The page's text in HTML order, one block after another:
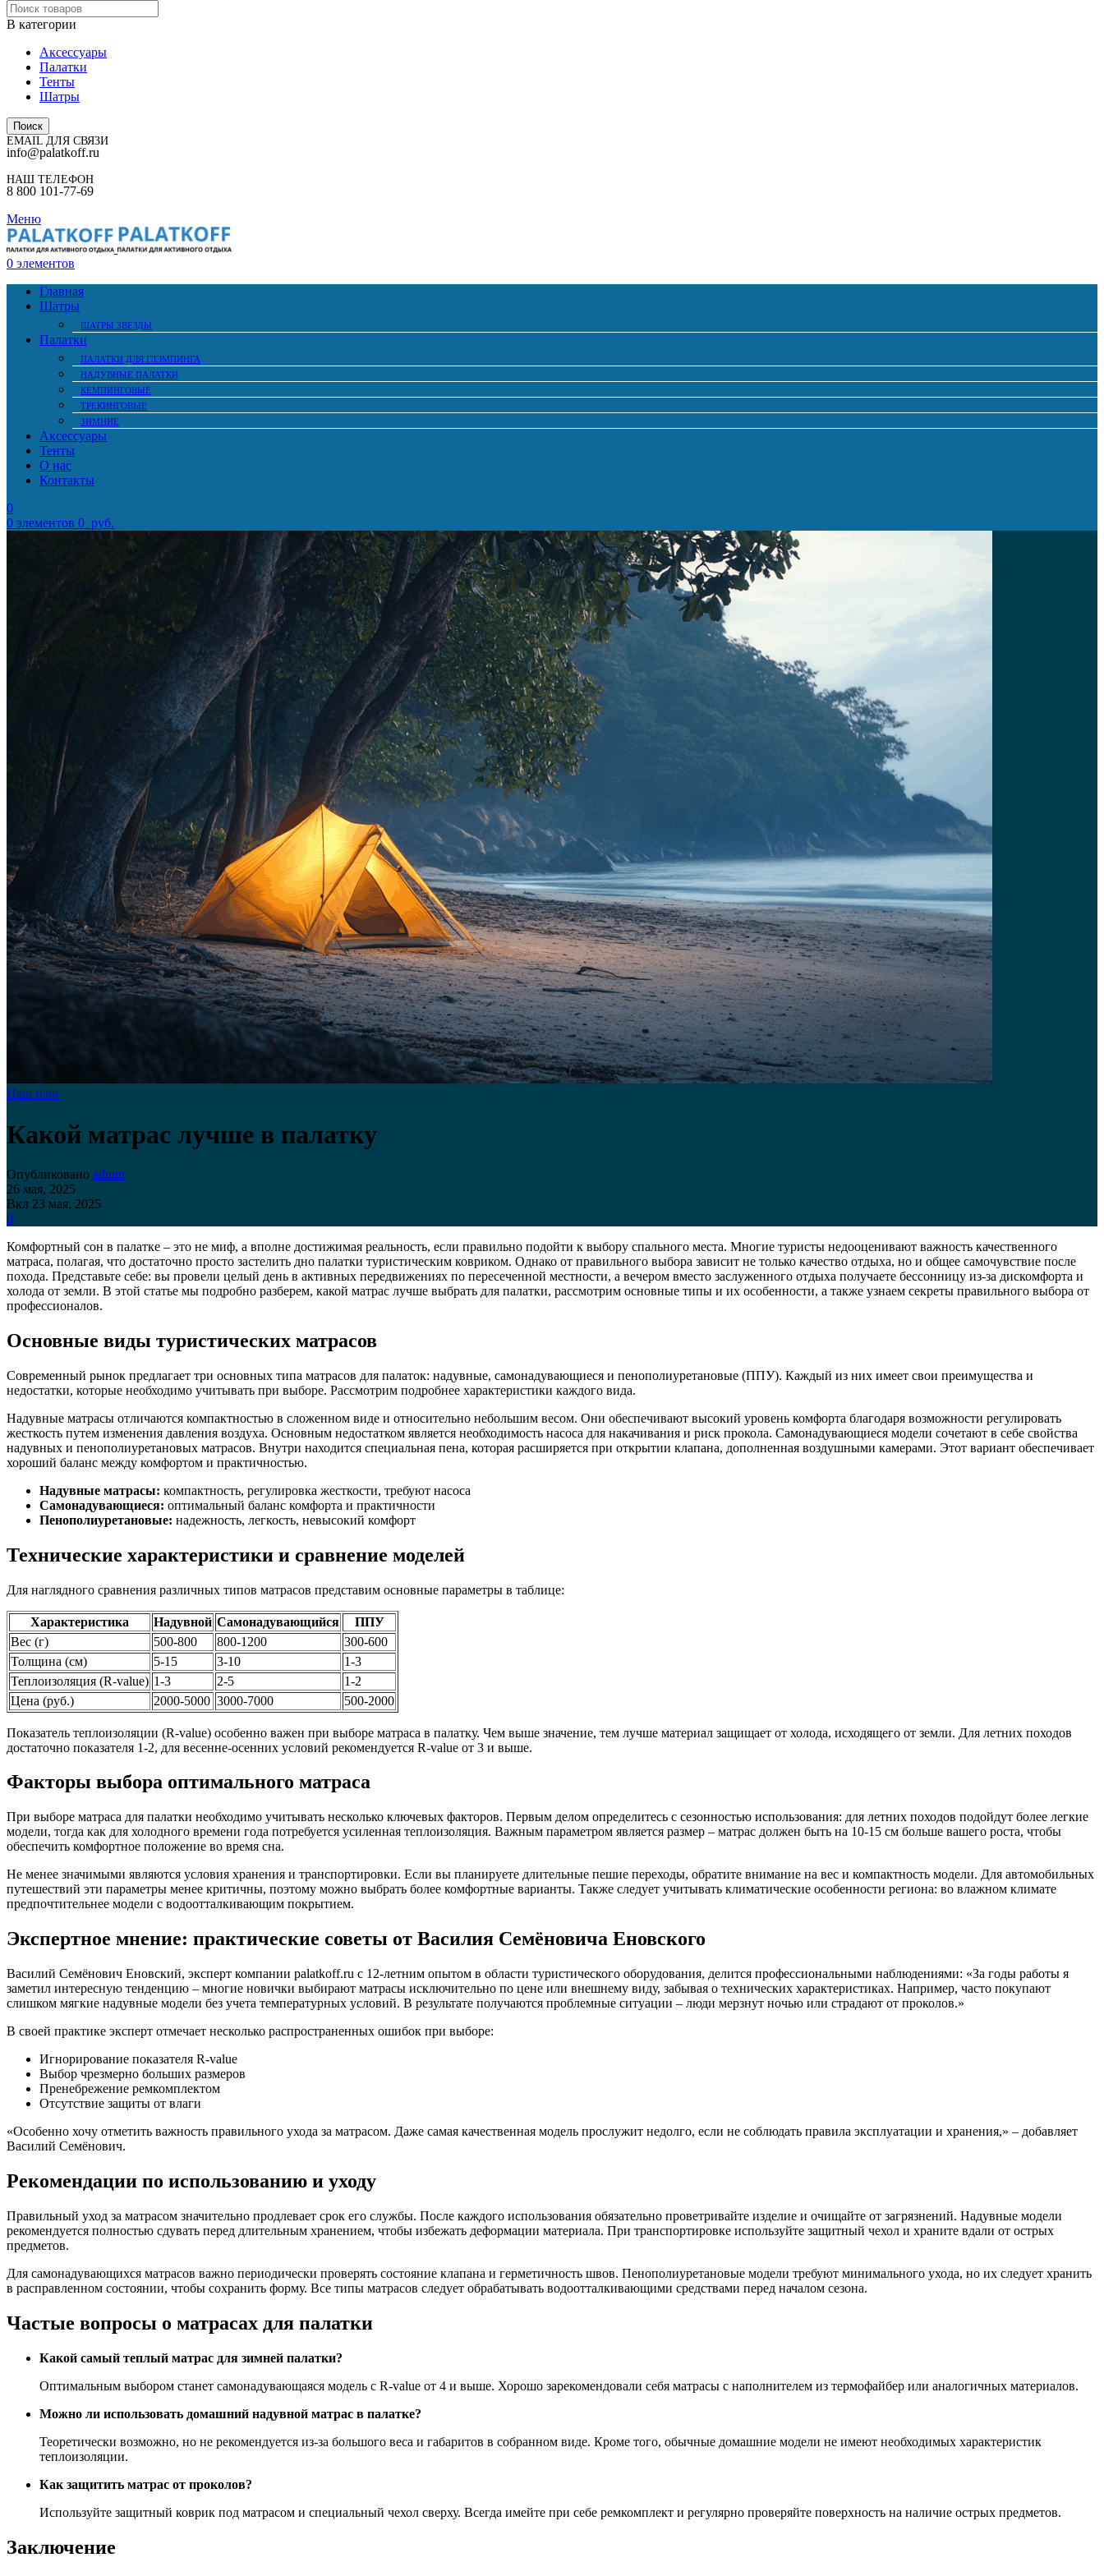
В категории
Аксессуары
Палатки
Тенты
Шатры
Поиск
EMAIL ДЛЯ СВЯЗИ
info@palatkoff.ru
НАШ ТЕЛЕФОН
8 800 101-77-69
Меню
0 элементов
Главная
Шатры
ШАТРЫ ЗВЕЗДЫ
Палатки
ПАЛАТКИ ДЛЯ ГЛЭМПИНГА
НАДУВНЫЕ ПАЛАТКИ
КЕМПИНГОВЫЕ
ТРЕКИНГОВЫЕ
ЗИМНИЕ
Аксессуары
Тенты
О нас
Контакты
0
0 элементов 0 руб.
Наш блог
Какой матрас лучше в палатку
Опубликовано admin
26 мая, 2025
Вкл 23 мая, 2025
0
Комфортный сон в палатке – это не миф, а вполне достижимая реальность, если правильно подойти к выбору спального места. Многие туристы недооценивают важность качественного
матраса, полагая, что достаточно просто застелить дно палатки туристическим ковриком. Однако от правильного выбора зависит не только качество отдыха, но и общее самочувствие после
похода. Представьте себе: вы провели целый день в активных передвижениях по пересеченной местности, а вечером вместо заслуженного отдыха получаете бессонницу из-за дискомфорта и
холода от земли. В этой статье мы подробно разберем, какой матрас лучше выбрать для палатки, рассмотрим основные типы и их особенности, а также узнаем секреты правильного выбора от
профессионалов.
Основные виды туристических матрасов
Современный рынок предлагает три основных типа матрасов для палаток: надувные, самонадувающиеся и пенополиуретановые (ППУ). Каждый из них имеет свои преимущества и
недостатки, которые необходимо учитывать при выборе. Рассмотрим подробнее характеристики каждого вида.
Надувные матрасы отличаются компактностью в сложенном виде и относительно небольшим весом. Они обеспечивают высокий уровень комфорта благодаря возможности регулировать
жесткость путем изменения давления воздуха. Основным недостатком является необходимость насоса для накачивания и риск прокола. Самонадувающиеся модели сочетают в себе свойства
надувных и пенополиуретановых матрасов. Внутри находится специальная пена, которая расширяется при открытии клапана, дополненная воздушными камерами. Этот вариант обеспечивает
хороший баланс между комфортом и практичностью.
Надувные матрасы: компактность, регулировка жесткости, требуют насоса
Самонадувающиеся: оптимальный баланс комфорта и практичности
Пенополиуретановые: надежность, легкость, невысокий комфорт
Технические характеристики и сравнение моделей
Для наглядного сравнения различных типов матрасов представим основные параметры в таблице:
Характеристика Надувной Самонадувающийся
ППУ
Вес (г)
500-800 800-1200
300-600
Толщина (см)
5-15 3-10
1-3
Теплоизоляция (R-value) 1-3 2-5
1-2
Цена (руб.)
2000-5000 3000-7000 500-2000
Показатель теплоизоляции (R-value) особенно важен при выборе матраса в палатку. Чем выше значение, тем лучше материал защищает от холода, исходящего от земли. Для летних походов
достаточно показателя 1-2, для весенне-осенних условий рекомендуется R-value от 3 и выше.
Факторы выбора оптимального матраса
При выборе матраса для палатки необходимо учитывать несколько ключевых факторов. Первым делом определитесь с сезонностью использования: для летних походов подойдут более легкие
модели, тогда как для холодного времени года потребуется усиленная теплоизоляция. Важным параметром является размер – матрас должен быть на 10-15 см больше вашего роста, чтобы
обеспечить комфортное положение во время сна.
Не менее значимыми являются условия хранения и транспортировки. Если вы планируете длительные пешие переходы, обратите внимание на вес и компактность модели. Для автомобильных
путешествий эти параметры менее критичны, поэтому можно выбрать более комфортные варианты. Также следует учитывать климатические особенности региона: во влажном климате
предпочтительнее модели с водоотталкивающим покрытием.
Экспертное мнение: практические советы от Василия Семёновича Еновского
Василий Семёнович Еновский, эксперт компании palatkoff.ru с 12-летним опытом в области туристического оборудования, делится профессиональными наблюдениями: «За годы работы я
заметил интересную тенденцию – многие новички выбирают матрасы исключительно по цене или внешнему виду, забывая о технических характеристиках. Например, часто покупают
слишком мягкие надувные модели без учета температурных условий. В результате получаются проблемные ситуации – люди мерзнут ночью или страдают от проколов.»
В своей практике эксперт отмечает несколько распространенных ошибок при выборе:
Игнорирование показателя R-value
Выбор чрезмерно больших размеров
Пренебрежение ремкомплектом
Отсутствие защиты от влаги
«Особенно хочу отметить важность правильного ухода за матрасом. Даже самая качественная модель прослужит недолго, если не соблюдать правила эксплуатации и хранения,» – добавляет
Василий Семёнович.
Рекомендации по использованию и уходу
Правильный уход за матрасом значительно продлевает срок его службы. После каждого использования обязательно проветривайте изделие и очищайте от загрязнений. Надувные модели
рекомендуется полностью сдувать перед длительным хранением, чтобы избежать деформации материала. При транспортировке используйте защитный чехол и храните вдали от острых
предметов.
Для самонадувающихся матрасов важно периодически проверять состояние клапана и герметичность швов. Пенополиуретановые модели требуют минимального ухода, но их следует хранить
в расправленном состоянии, чтобы сохранить форму. Все типы матрасов следует обрабатывать водоотталкивающими средствами перед началом сезона.
Частые вопросы о матрасах для палатки
Какой самый теплый матрас для зимней палатки?
Оптимальным выбором станет самонадувающаяся модель с R-value от 4 и выше. Хорошо зарекомендовали себя матрасы с наполнителем из термофайбер или аналогичных материалов.
Можно ли использовать домашний надувной матрас в палатке?
Теоретически возможно, но не рекомендуется из-за большого веса и габаритов в собранном виде. Кроме того, обычные домашние модели не имеют необходимых характеристик
теплоизоляции.
Как защитить матрас от проколов?
Используйте защитный коврик под матрасом и специальный чехол сверху. Всегда имейте при себе ремкомплект и регулярно проверяйте поверхность на наличие острых предметов.
Заключение